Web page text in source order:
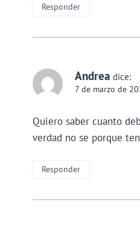
Responder
Andrea dice:
7 de marzo de
Quiero saber cuanto
verdad no se porque
Responder